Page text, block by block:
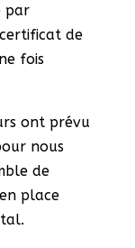
par
certificat de
fois
ont prévu
nous
de
place